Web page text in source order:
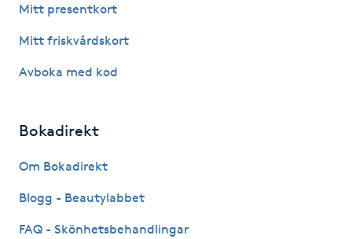
Hårbottenbehandling
Hårvård
Hälsa
Mitt presentkort
Mitt friskvårdskort
Avboka med kod
Bokadirekt
Om Bokadirekt
Blogg - Beautylabbet
FAQ - Skönhetsbehandlingar